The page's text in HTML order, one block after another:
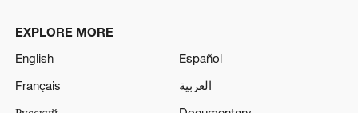
EXPLORE MORE
English
Español
Français
العربية